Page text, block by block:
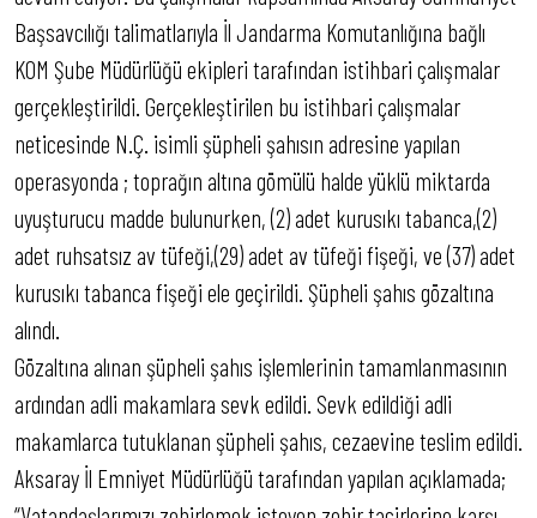
Başsavcılığı talimatlarıyla İl Jandarma Komutanlığına bağlı
KOM Şube Müdürlüğü ekipleri tarafından istihbari çalışmalar
gerçekleştirildi. Gerçekleştirilen bu istihbari çalışmalar
neticesinde N.Ç. isimli şüpheli şahısın adresine yapılan
operasyonda ; toprağın altına gömülü halde yüklü miktarda
uyuşturucu madde bulunurken, (2) adet kurusıkı tabanca,(2)
adet ruhsatsız av tüfeği,(29) adet av tüfeği fişeği, ve (37) adet
kurusıkı tabanca fişeği ele geçirildi. Şüpheli şahıs gözaltına
alındı.
Gözaltına alınan şüpheli şahıs işlemlerinin tamamlanmasının
ardından adli makamlara sevk edildi. Sevk edildiği adli
makamlarca tutuklanan şüpheli şahıs, cezaevine teslim edildi.
Aksaray İl Emniyet Müdürlüğü tarafından yapılan açıklamada;